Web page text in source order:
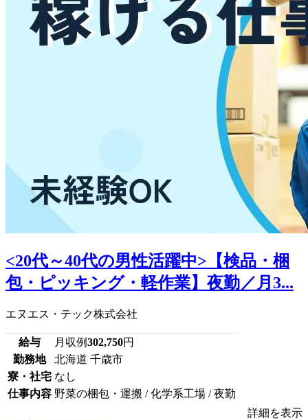
<20代～40代の男性活躍中>【検品・梱
包・ピッキング・軽作業】夜勤／月3...
エヌエス・テック株式会社
給与 月収例302,750円
勤務地
北海道 千歳市
寮・社宅 なし
仕事内容 野菜の梱包・運搬 / 化学系工場 / 夜勤
詳細を表示